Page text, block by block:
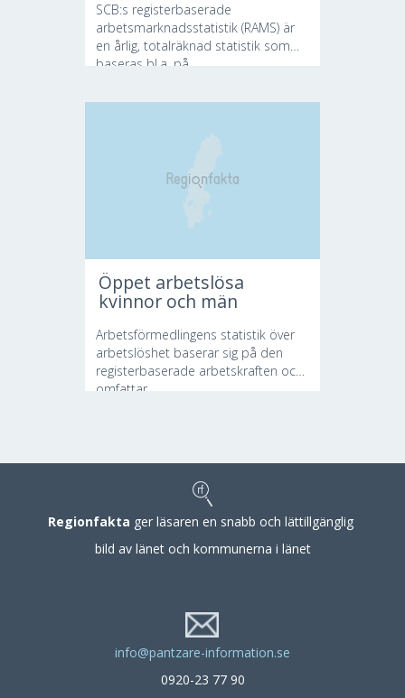
SCB:s registerbaserade
arbetsmarknadsstatistik (RAMS) är
en årlig, totalräknad statistik som
baseras bl.a. på...
Öppet arbetslösa
kvinnor och män
Arbetsförmedlingens statistik över
arbetslöshet baserar sig på den
registerbaserade arbetskraften och
omfattar...
Regionfakta ger läsaren en snabb och lättillgänglig
bild av länet och kommunerna i länet
info@pantzare-information.se
0920-23 77 90